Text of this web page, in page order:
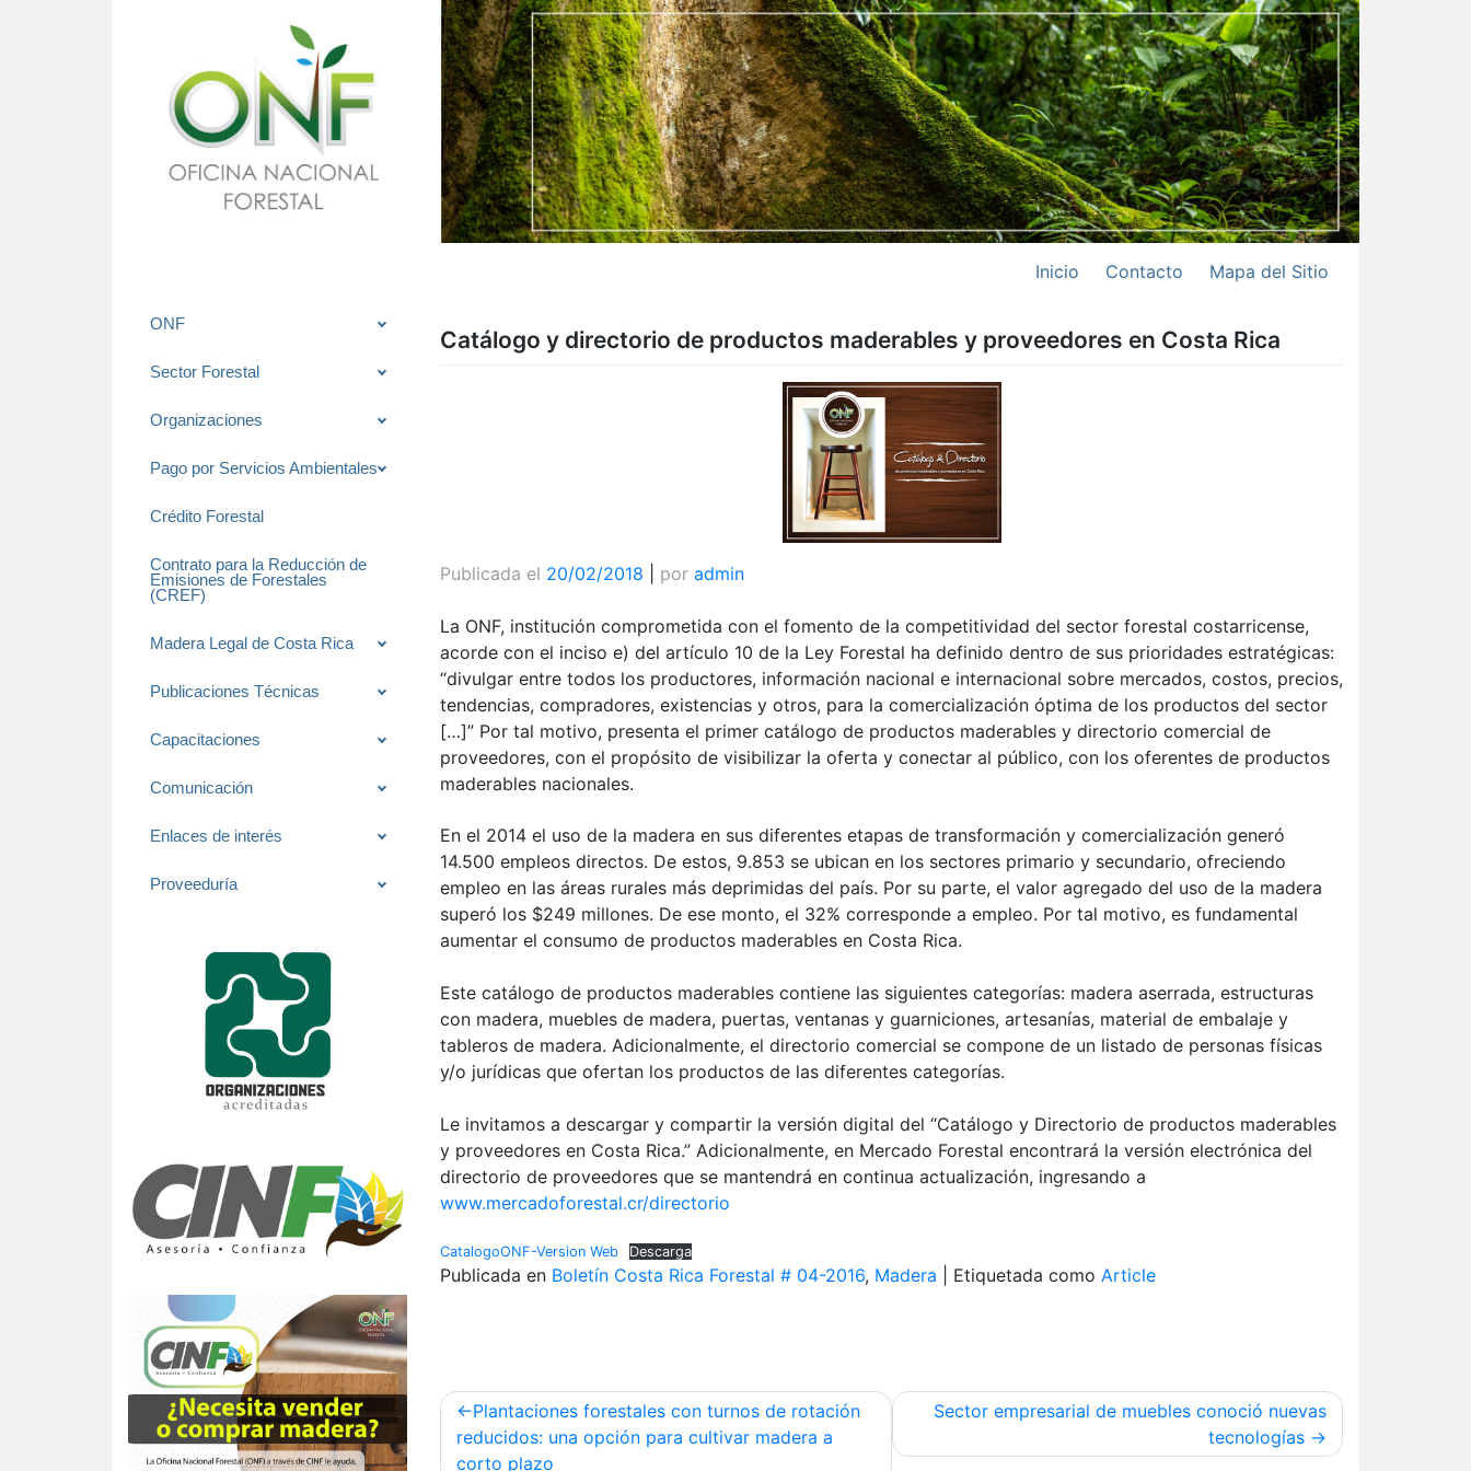
Inicio Contacto
Mapa del Sitio
ONF
Sector Forestal
Organizaciones
Pago por Servicios Ambientales
Crédito Forestal
Contrato para la Reducción de
Emisiones de Forestales
(CREF)
Madera Legal de Costa Rica
Publicaciones Técnicas
Capacitaciones
Comunicación
Enlaces de interés
Proveeduría
Catálogo y directorio de productos maderables y proveedores en Costa Rica
Publicada el 20/02/2018 por admin
La ONF, institución comprometida con el fomento de la competitividad del sector forestal costarricense,
acorde con el inciso e) del artículo 10 de la Ley Forestal ha definido dentro de sus prioridades estratégicas:
“divulgar entre todos los productores, información nacional e internacional sobre mercados, costos, precios,
tendencias, compradores, existencias y otros, para la comercialización óptima de los productos del sector
[…]” Por tal motivo, presenta el primer catálogo de productos maderables y directorio comercial de
proveedores, con el propósito de visibilizar la oferta y conectar al público, con los oferentes de productos
maderables nacionales.
En el 2014 el uso de la madera en sus diferentes etapas de transformación y comercialización generó
14.500 empleos directos. De estos, 9.853 se ubican en los sectores primario y secundario, ofreciendo
empleo en las áreas rurales más deprimidas del país. Por su parte, el valor agregado del uso de la madera
superó los $249 millones. De ese monto, el 32% corresponde a empleo. Por tal motivo, es fundamental
aumentar el consumo de productos maderables en Costa Rica.
Este catálogo de productos maderables contiene las siguientes categorías: madera aserrada, estructuras
con madera, muebles de madera, puertas, ventanas y guarniciones, artesanías, material de embalaje y
tableros de madera. Adicionalmente, el directorio comercial se compone de un listado de personas físicas
y/o jurídicas que ofertan los productos de las diferentes categorías.
Le invitamos a descargar y compartir la versión digital del “Catálogo y Directorio de productos maderables
y proveedores en Costa Rica.” Adicionalmente, en Mercado Forestal encontrará la versión electrónica del
directorio de proveedores que se mantendrá en continua actualización, ingresando a
www.mercadoforestal.cr/directorio
CatalogoONF-Version Web Descarga
Publicada en Boletín Costa Rica Forestal # 04-2016, Madera Etiquetada como Article
Navegación
de
Plantaciones forestales con turnos de rotación
reducidos: una opción para cultivar madera a
corto plazo
Sector empresarial de muebles conoció nuevas
tecnologías